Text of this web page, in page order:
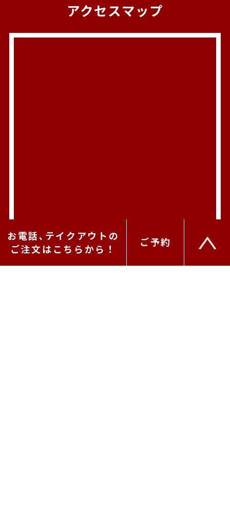
アクセスマップ
お電話､テイクアウトの
ご注文はこちらから！
ご予約